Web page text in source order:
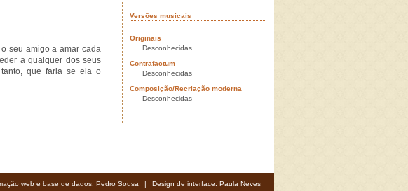
seu amigo a amar cada
a qualquer dos seus
que faria se ela o
Versões musicais
Originais
Desconhecidas
Contrafactum
Desconhecidas
Composição/Recriação moderna
Desconhecidas
web e base de dados: Pedro Sousa | Design de interface: Paula Neves